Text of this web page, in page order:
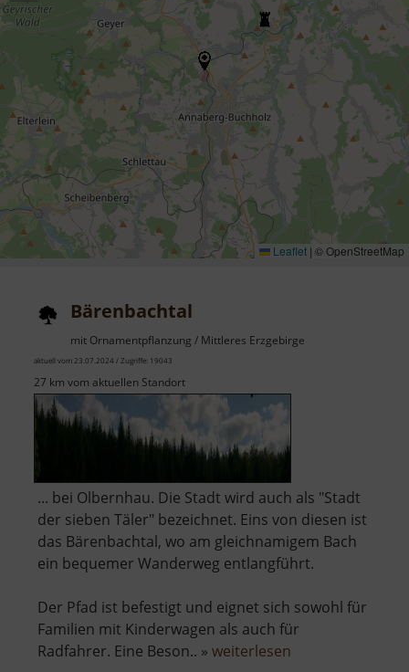
Leaflet | © OpenStreetMap
Bärenbachtal
mit Ornamentpflanzung / Mittleres Erzgebirge
aktuell vom 23.07.2024 / Zugriffe: 19043
27 km vom aktuellen Standort
... bei Olbernhau. Die Stadt wird auch als "Stadt
der sieben Täler" bezeichnet. Eins von diesen ist
das Bärenbachtal, wo am gleichnamigem Bach
ein bequemer Wanderweg entlangführt.
Der Pfad ist befestigt und eignet sich sowohl für
Familien mit Kinderwagen als auch für
Radfahrer. Eine Beson.. » weiterlesen